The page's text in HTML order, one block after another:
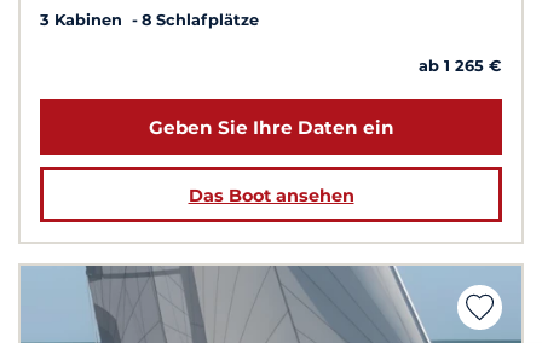
3 Kabinen
8 Schlafplätze
ab 1 265 €
Geben Sie Ihre Daten ein
Das Boot ansehen